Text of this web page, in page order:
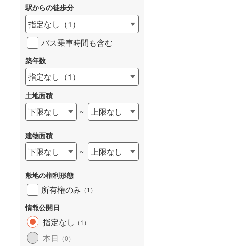
駅からの徒歩分
指定なし （1 ）
バス乗車時間も含む
築年数
指定なし （1 ）
土地面積
下限なし ~ 上限なし
建物面積
下限なし ~ 上限なし
敷地の権利形態
所有権のみ （1 ）
情報公開日
指定なし （1 ）
本日 （0）